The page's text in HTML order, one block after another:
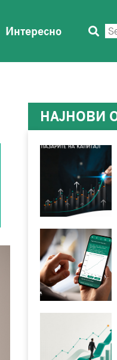
Интересно
НАЈНОВИ